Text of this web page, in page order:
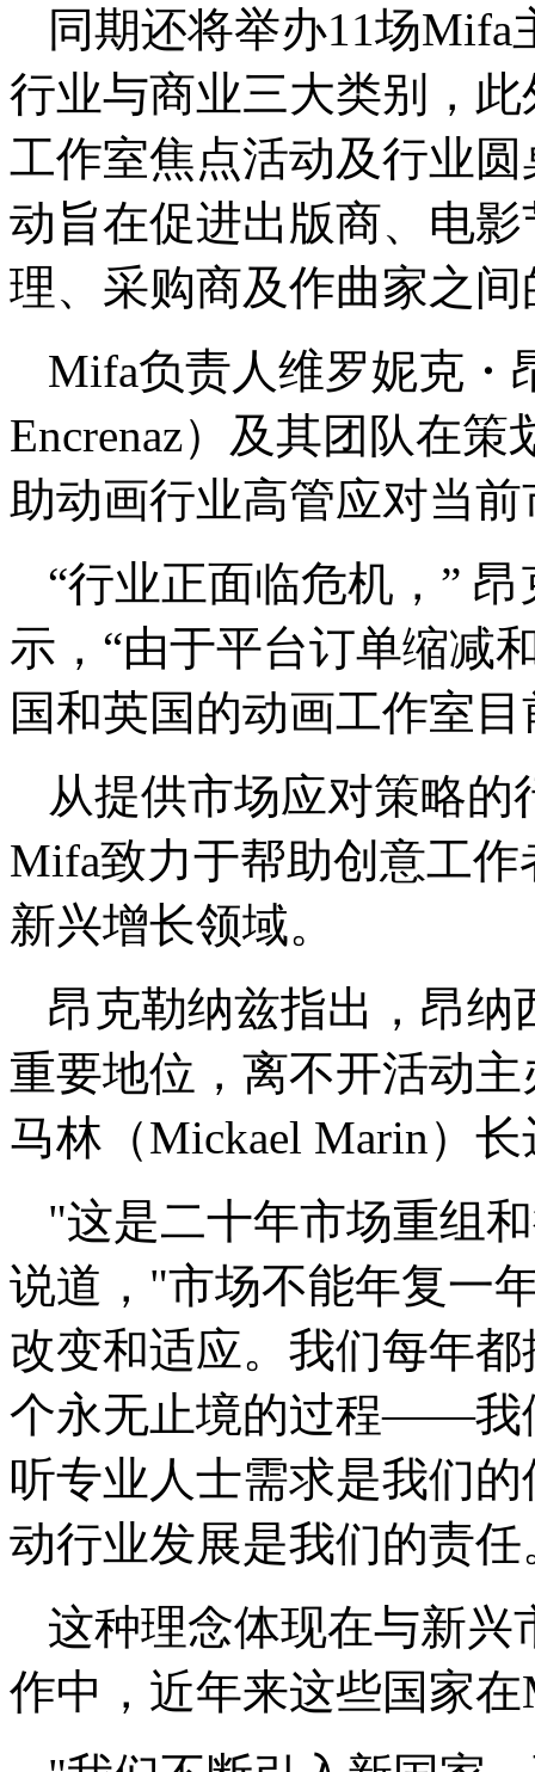
同期还将举办11场
行业与商业三大类别，
工作室焦点活动及行业
动旨在促进出版商、电
理、采购商及作曲家之
Mifa负责人维罗妮克・
Encrenaz）及其团队在
助动画行业高管应对当
“行业正面临危机，”
示，“由于平台订单缩减
国和英国的动画工作室
从提供市场应对策略
Mifa致力于帮助创意工
新兴增长领域。
昂克勒纳兹指出，昂纳
重要地位，离不开活动
马林（Mickael Marin）
"这是二十年市场重组
说道，"市场不能年复一
改变和适应。我们每年
个永无止境的过程——我
听专业人士需求是我们
动行业发展是我们的责任
这种理念体现在与新兴
作中，近年来这些国家